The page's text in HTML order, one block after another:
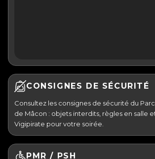
CONSIGNES DE SÉCURITÉ
Consultez les consignes de sécurité du
de Mâcon : objets interdits, règles en salle
Vigipirate pour votre soirée.
PMR / PSH